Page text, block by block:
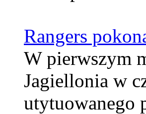
Rangers
W pierwszym
Jagiellonia w
utytuowanego